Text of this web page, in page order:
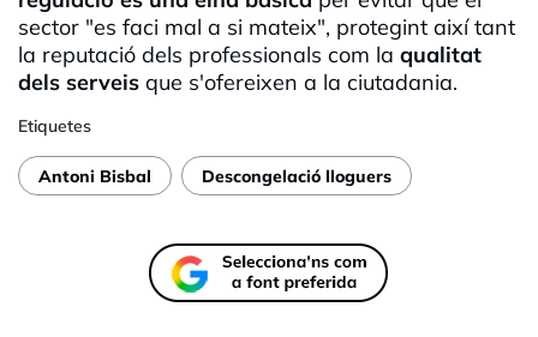
sector "es faci mal a si mateix", protegint així tant
la reputació dels professionals com la qualitat
dels serveis que s'ofereixen a la ciutadania.
Etiquetes
Antoni Bisbal Descongelació lloguers